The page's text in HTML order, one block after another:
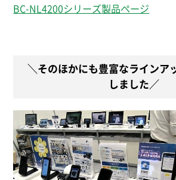
BC-NL4200シリーズ製品ページ
＼そのほかにも豊富なラインア
しました／